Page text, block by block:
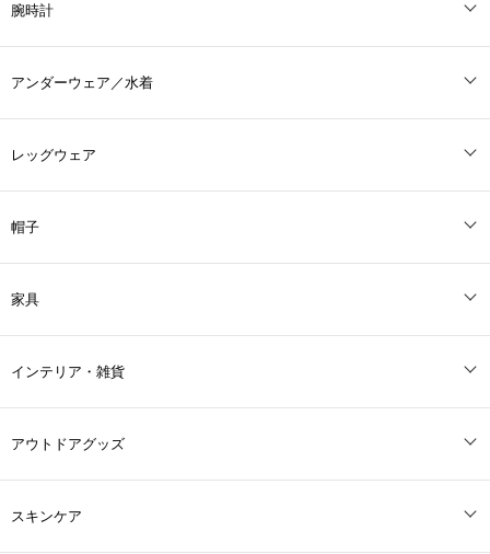
腕時計
アンダーウェア／水着
レッグウェア
帽子
家具
インテリア・雑貨
アウトドアグッズ
スキンケア